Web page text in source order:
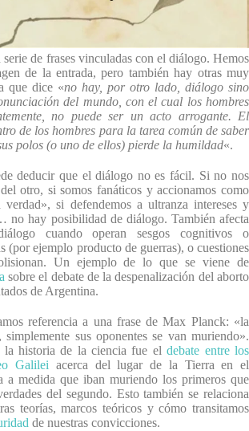
de frases vinculadas con el diálogo. Hemos
de la entrada, pero también hay otras muy
que dice «no hay, por otro lado, diálogo sino
del mundo, con el cual los hombres
no puede ser un acto arrogante. El
de los hombres para la tarea común de saber
polos (o uno de ellos) pierde la humildad«.
deducir que el diálogo no es fácil. Si no nos
otro, si somos fanáticos y accionamos como
verdad», si defendemos a ultranza intereses y
no hay posibilidad de diálogo. También afecta
cuando operan sesgos cognitivos o
(por ejemplo producto de guerras), o cuestiones
Un ejemplo de lo que se viene de
sobre el debate de la despenalización del aborto
de Argentina.
referencia a una frase de Max Planck: «la
sus oponentes se van muriendo».
la historia de la ciencia fue eldebate entre los
Galilei acerca del lugar de la Tierra en el
a medida que iban muriendo los primeros que
del segundo. Esto también se relaciona
teorías, marcos teóricos y cómo transitamos
de nuestras convicciones.